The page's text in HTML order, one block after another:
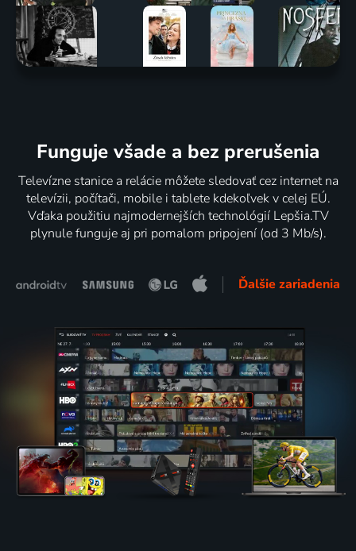
Funguje všade a bez prerušenia
Televízne stanice a relácie môžete sledovať cez internet na
televízii, počítači, mobile i tablete kdekoľvek v celej EÚ.
Vďaka použitiu najmodernejších technológií Lepšia.TV
plynule funguje aj pri pomalom pripojení (od 3 Mb/s).
Ďalšie zariadenia